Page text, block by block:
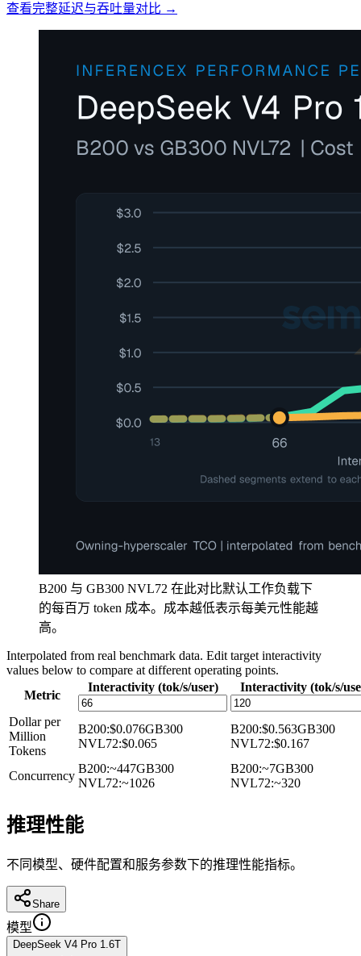
查看完整延迟与吞吐量对比 →
B200 与 GB300 NVL72 在此对比默认工作负载下
的每百万 token 成本。成本越低表示每美元性能越
高。
Interpolated from real benchmark data. Edit target interactivity
values below to compare at different operating points.
Metric
Interactivity (tok/s/user) Interactivity (tok/s/
Dollar per
Million
Tokens
B200:$0.076GB300
NVL72:$0.065
B200:$0.563GB300
NVL72:$0.167
Concurrency
B200:~447GB300
NVL72:~1026
B200:~7GB300
NVL72:~320
推理性能
不同模型、硬件配置和服务参数下的推理性能指标。
Share
模型
DeepSeek V4 Pro 1.6T